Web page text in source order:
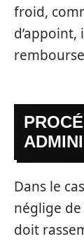
froid,
Dans le
néglige
doit